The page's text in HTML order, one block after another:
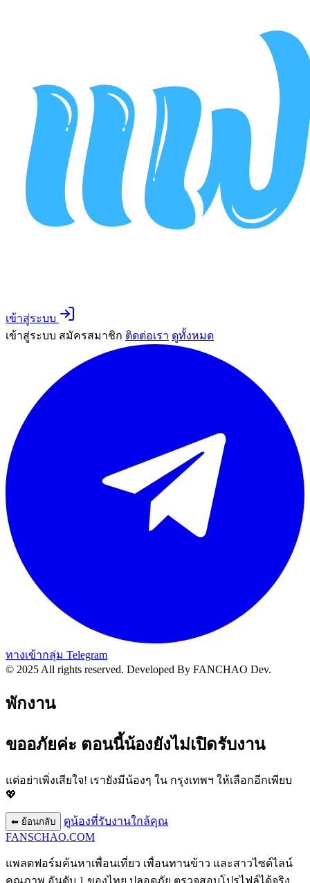
เข้าสู่ระบบ
เข้าสู่ระบบ สมัครสมาชิก ติดต่อเรา ดูทั้งหมด
ทางเข้ากลุ่ม Telegram
© 2025 All rights reserved. Developed By FANCHAO Dev.
พักงาน
ขออภัยค่ะ ตอนนี้น้องยังไม่เปิดรับงาน
แต่อย่าเพิ่งเสียใจ! เรายังมีน้องๆ ใน กรุงเทพฯ ให้เลือกอีกเพียบ
💖
⬅ ย้อนกลับ
ดูน้องที่รับงานใกล้คุณ
FANSCHAO.COM
แพลตฟอร์มค้นหาเพื่อนเที่ยว เพื่อนทานข้าว และสาวไซด์ไลน์
คุณภาพ อันดับ 1 ของไทย ปลอดภัย ตรวจสอบโปรไฟล์ได้จริง